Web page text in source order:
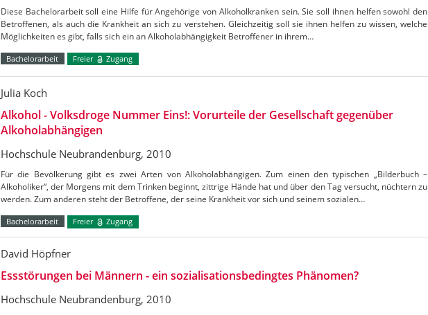
Diese Bachelorarbeit soll eine Hilfe für Angehörige von Alkoholkranken sein. Sie soll ihnen helfen sowohl den
Betroffenen, als auch die Krankheit an sich zu verstehen. Gleichzeitig soll sie ihnen helfen zu wissen, welche
Möglichkeiten es gibt, falls sich ein an Alkoholabhängigkeit Betroffener in ihrem…
Bachelorarbeit Freier Zugang
Julia Koch
Alkohol - Volksdroge Nummer Eins!: Vorurteile der Gesellschaft gegenüber
Alkoholabhängigen
Hochschule Neubrandenburg, 2010
Für die Bevölkerung gibt es zwei Arten von Alkoholabhängigen. Zum einen den typischen „Bilderbuch –
Alkoholiker“, der Morgens mit dem Trinken beginnt, zittrige Hände hat und über den Tag versucht, nüchtern zu
werden. Zum anderen steht der Betroffene, der seine Krankheit vor sich und seinem sozialen…
Bachelorarbeit Freier Zugang
David Höpfner
Essstörungen bei Männern - ein sozialisationsbedingtes Phänomen?
Hochschule Neubrandenburg, 2010